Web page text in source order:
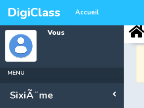
DigiClass Accueil
Vous
MENU
SixiÃ¨me